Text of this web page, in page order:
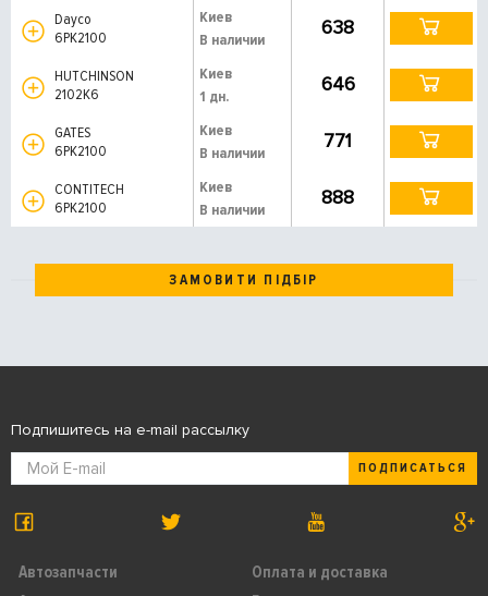
Dayco
6PK2100
Киев
В наличии
638
HUTCHINSON
2102K6
Киев
1 дн.
646
GATES
6PK2100
Киев
В наличии
771
CONTITECH
6PK2100
Киев
В наличии
888
ЗАМОВИТИ ПІДБІР
Автозапчасти
Оплата и доставка
Подпишитесь на e-mail рассылку
ПОДПИСАТЬСЯ